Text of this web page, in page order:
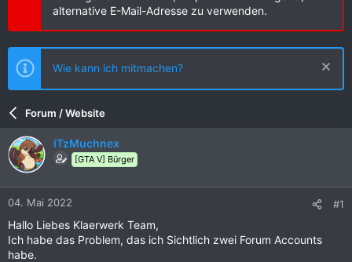
alternative E-Mail-Adresse zu verwenden.
Wie kann ich mitmachen?
Forum / Website
iTzMuchnex
[GTA V] Bürger
04. Mai 2022 #1
Hallo Liebes Klaerwerk Team,
Ich habe das Problem, das ich Sichtlich zwei Forum Accounts
habe.